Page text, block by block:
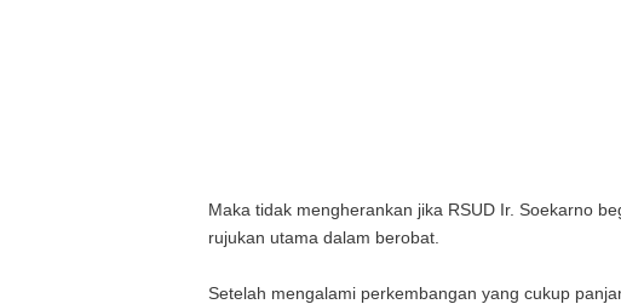
Maka tidak mengherankan jika RSUD Ir. Soekarno
rujukan utama dalam berobat.
Setelah mengalami perkembangan yang cukup